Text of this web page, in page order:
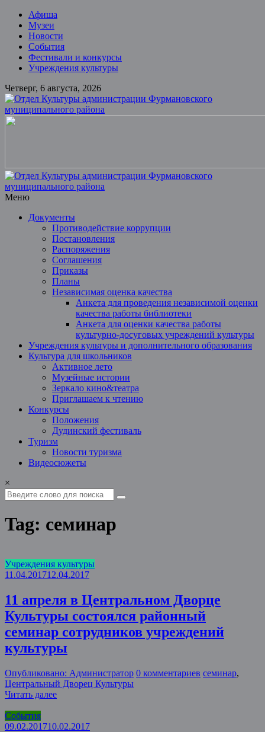
Skip
content
Афиша
Музеи
Новости
События
Фестивали и конкурсы
Учреждения культуры
Четверг, 6 августа, 2026
Фурмановского
муниципального
района
Муниципальное
учреждение
Меню
Документы
Противодействие коррупции
Постановления
Распоряжения
Соглашения
Приказы
Планы
Независимая оценка качества
Анкета для проведения независимой оценки
качества работы библиотеки
Анкета для оценки качества работы
культурно-досуговых учреждений культуры
Учреждения культуры и дополнительного образования
Культура для школьников
Активное лето
Музейные истории
Зеркало кино&театра
Приглашаем к чтению
Конкурсы
Положения
Дудинский фестиваль
Туризм
Новости туризма
Видеосюжеты
×
Tag: семинар
Учреждения культуры
11.04.201712.04.2017
11 апреля в Центральном Дворце
Культуры состоялся районный
семинар сотрудников учреждений
культуры
Опубликовано: Администратор 0 комментариев семинар,
Центральный Дворец Культуры
Читать далее
События
09.02.201710.02.2017